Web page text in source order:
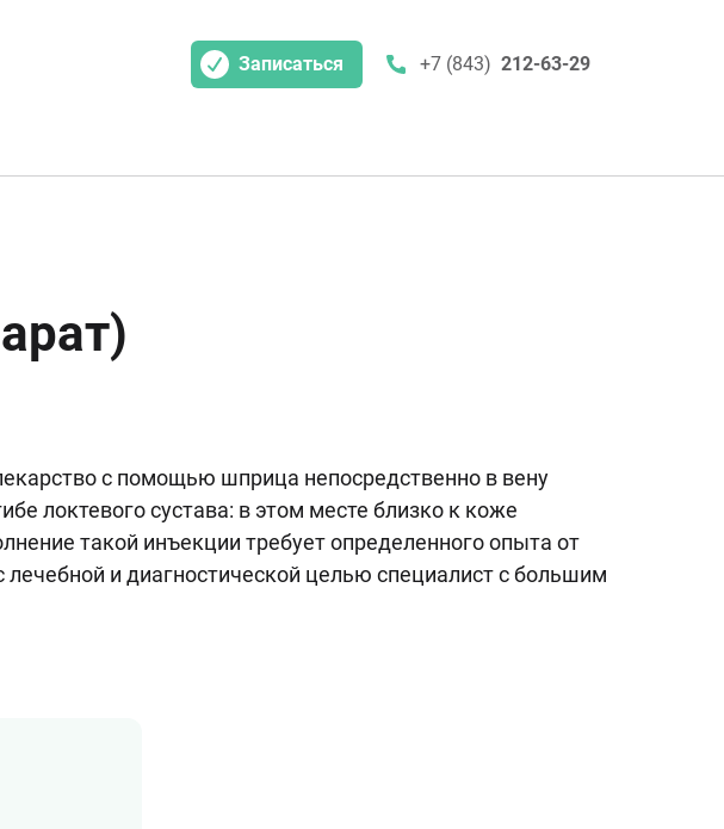
Записаться +7 (843) 212-63-29
с помощью шприца непосредственно в вену
локтевого сустава: в этом месте близко к коже
такой инъекции требует определенного опыта от
и диагностической целью специалист с большим